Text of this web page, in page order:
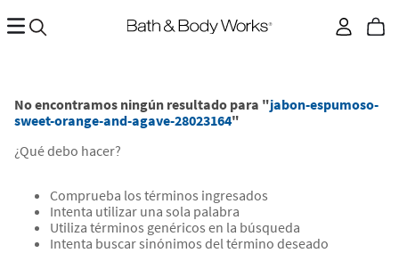
No encontramos ningún resultado para "jabon-espumoso-
sweet-orange-and-agave-28023164"
¿Qué debo hacer?
Comprueba los términos ingresados
Intenta utilizar una sola palabra
Utiliza términos genéricos en la búsqueda
Intenta buscar sinónimos del término deseado